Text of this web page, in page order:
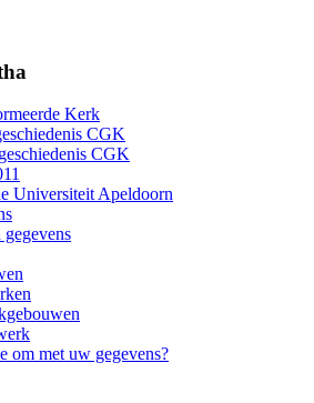
Kerk
CGK
CGK
Universiteit Apeldoorn
gegevens
om met uw gegevens?